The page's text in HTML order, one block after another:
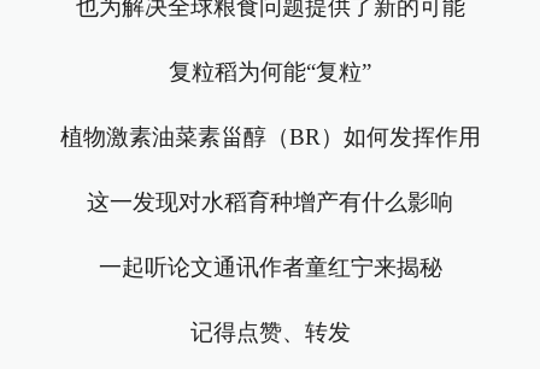
也为解决全球粮食问题提供了新的可能
复粒稻为何能“复粒”
植物激素油菜素甾醇（BR）如何发挥作用
这一发现对水稻育种增产有什么影响
一起听论文通讯作者童红宁来揭秘
记得点赞、转发